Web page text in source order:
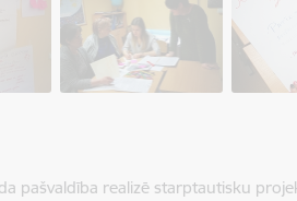
pašvaldība realizē starptautisku